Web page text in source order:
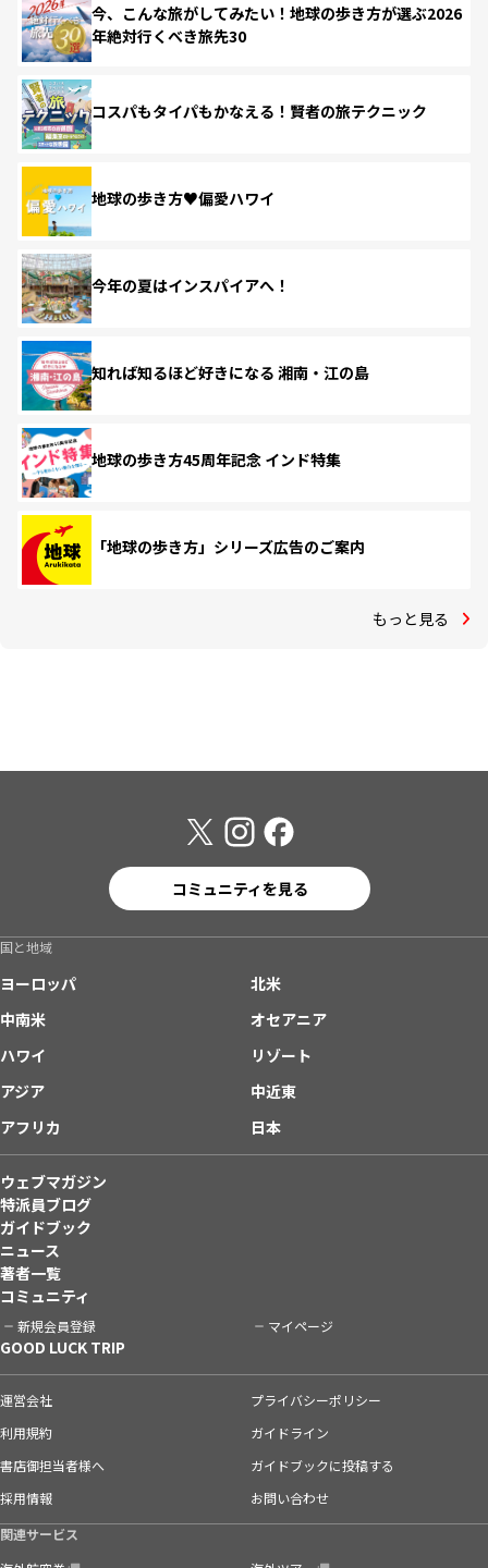
今、こんな旅がしてみたい！地球の歩き方が選ぶ2026
年絶対行くべき旅先30
コスパもタイパもかなえる！賢者の旅テクニック
地球の歩き方♥偏愛ハワイ
今年の夏はインスパイアへ！
知れば知るほど好きになる 湘南・江の島
地球の歩き方45周年記念 インド特集
「地球の歩き方」シリーズ広告のご案内
もっと見る
コミュニティを見る
国と地域
ヨーロッパ
北米
中南米
オセアニア
ハワイ
リゾート
アジア
中近東
アフリカ
日本
ウェブマガジン
特派員ブログ
ガイドブック
ニュース
著者一覧
コミュニティ
新規会員登録 マイページ
GOOD LUCK TRIP
運営会社
プライバシーポリシー
利用規約
ガイドライン
書店御担当者様へ
ガイドブックに投稿する
採用情報
お問い合わせ
関連サービス